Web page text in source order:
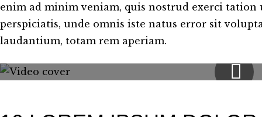
enim ad minim veniam, quis nostrud exerci
perspiciatis, unde omnis iste natus error sit
laudantium, totam rem aperiam.